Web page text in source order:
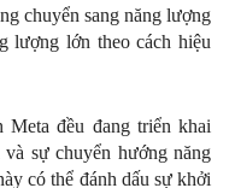
chuyển sang năng lượng
lượng lớn theo cách hiệu
đều đang triển khai
sự chuyển hướng năng
có thể đánh dấu sự khởi